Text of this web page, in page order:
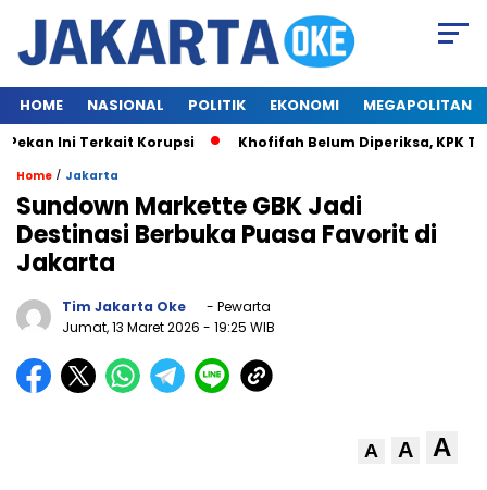
HOME NASIONAL POLITIK EKONOMI MEGAPOLITAN
Ini Terkait Korupsi Khofifah Belum Diperiksa, KPK
Home / Jakarta
Sundown Markette GBK Jadi
Destinasi Berbuka Puasa Favorit di
Jakarta
Tim Jakarta Oke
- Pewarta
Jumat, 13 Maret 2026 - 19:25 WIB
A A A